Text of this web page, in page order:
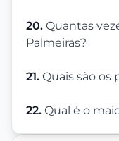
20. Quantas
Palmeiras?
21. Quais são os
22. Qual é o